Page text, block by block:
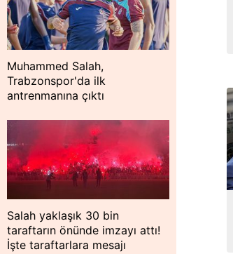
Muhammed Salah,
Trabzonspor'da ilk
antrenmanına çıktı
Salah yaklaşık 30 bin
taraftarın önünde imzayı attı!
İşte taraftarlara mesajı